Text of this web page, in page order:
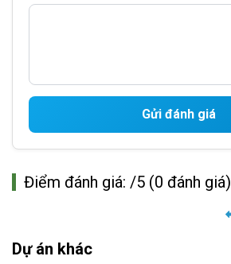
Gửi đánh giá
Điểm đánh giá: /5 (0 đánh giá)
Dự án khác